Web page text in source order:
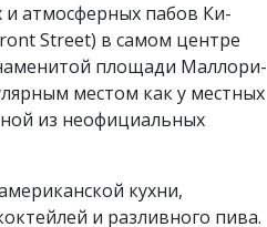
и атмосферных пабов Ки-
Street) в самом центре
площади Маллори-
местом как у местных
из неофициальных
кухни,
и разливного пива.